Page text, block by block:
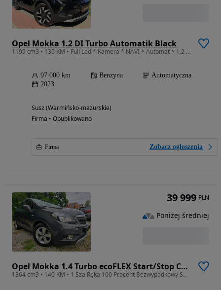
Opel Mokka 1.2 DI Turbo Automatik Black
1199 cm3 • 130 KM • Full Led * Kamera * NAVI * Automat * 1.2 131Ps
97 000 km Benzyna
Automatyczna
2023
Susz (Warmińsko-mazurskie)
Firma • Opublikowano
Firma Zobacz ogłoszenia
Opel Mokka 1.4 Turbo ecoFLEX Start/Stop Color Edition
1364 cm3 • 140 KM • 1 Sza Ręka 100 Procent Bezwypadkowy Serwisowany Sprowadzony
39 999 PLN
Poniżej średniej